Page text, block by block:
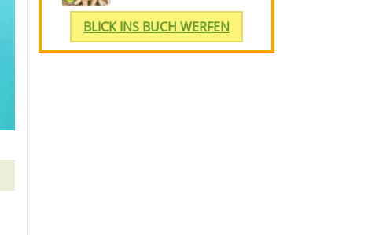
BLICK INS BUCH WERFEN